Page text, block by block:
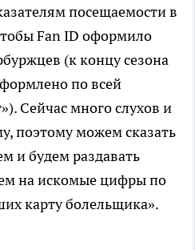
посещаемости в
Fan ID оформило
(к концу сезона
по всей
Сейчас много слухов и
поэтому можем сказать
и будем раздавать
на искомые цифры по
карту болельщика».